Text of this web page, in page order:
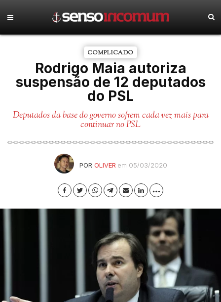
COMPLICADO
Rodrigo Maia autoriza
suspensão de 12 deputados
do PSL
Deputados da base do governo sofrem cada vez mais para
continuar no PSL
POR OLIVER em 05/03/2020